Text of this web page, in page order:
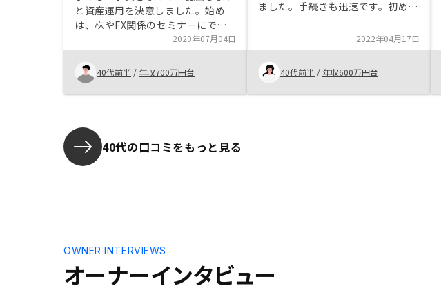
と資産運用を決意しました。始め
は、株やFX関係のセミナーにでる
なかで、ミドルリスクミドルリター
ンの不動産投資に出会いました。何
社かセミナーに参加する中で、不動
産投資の仕組みを学び、リスクとリ
ターンについて理解し、リノシーさ
決めるときは、会社の将来性とエー
ジェントの方の熱心さで決めまし
た！契約してからの事務手続きがも
っとスムーズであれば！友人にも勧
願いします。そうすれば、さらに発
展すると思います。
2020年07月04日
40代前半 / 年収700万円台
ました。手続きも迅速です。初めて
りやすかったです。アプリで物件の
状況を確認できるのも便利だと感じ
ています。 状況に合う良い物件も
紹介していただきました。
2022年04月17日
40代前半 / 年収600万円台
40代の口コミをもっと見る
オーナーインタビュー
OWNER INTERVIEWS